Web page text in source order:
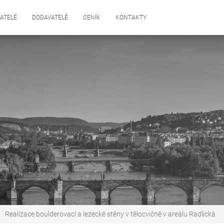
DODAVATELÉ CENÍK KONTAKTY
Realizace boulderovací a lezecké stěny v tělocvičně v areálu Radlická